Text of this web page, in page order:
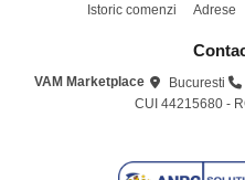
Istoric comenzi
Adrese
VAM Marketplace Bucuresti
CUI 44215680 -